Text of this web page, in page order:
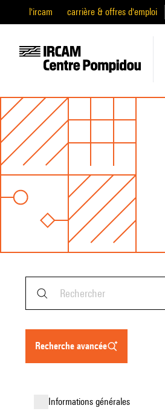
l'ircam carrière & offres d'emploi
recherche avancée
informations générales